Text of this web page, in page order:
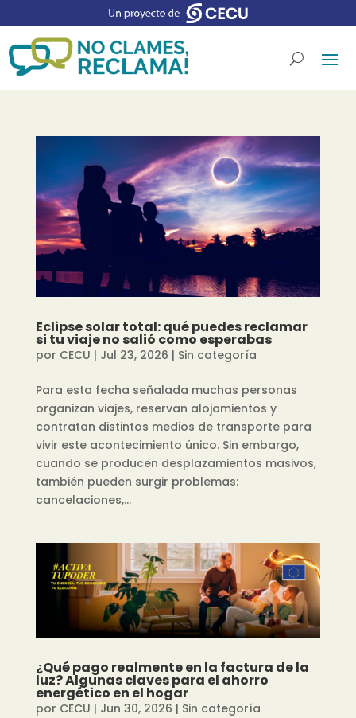
Eclipse solar total: qué puedes reclamar
si tu viaje no salió como esperabas
por CECU | Jul 23, 2026 | Sin categoría
Para esta fecha señalada muchas personas
organizan viajes, reservan alojamientos y
contratan distintos medios de transporte para
vivir este acontecimiento único. Sin embargo,
cuando se producen desplazamientos masivos,
también pueden surgir problemas:
cancelaciones,...
¿Qué pago realmente en la factura de la
luz? Algunas claves para el ahorro
energético en el hogar
por CECU | Jun 30, 2026 | Sin categoría